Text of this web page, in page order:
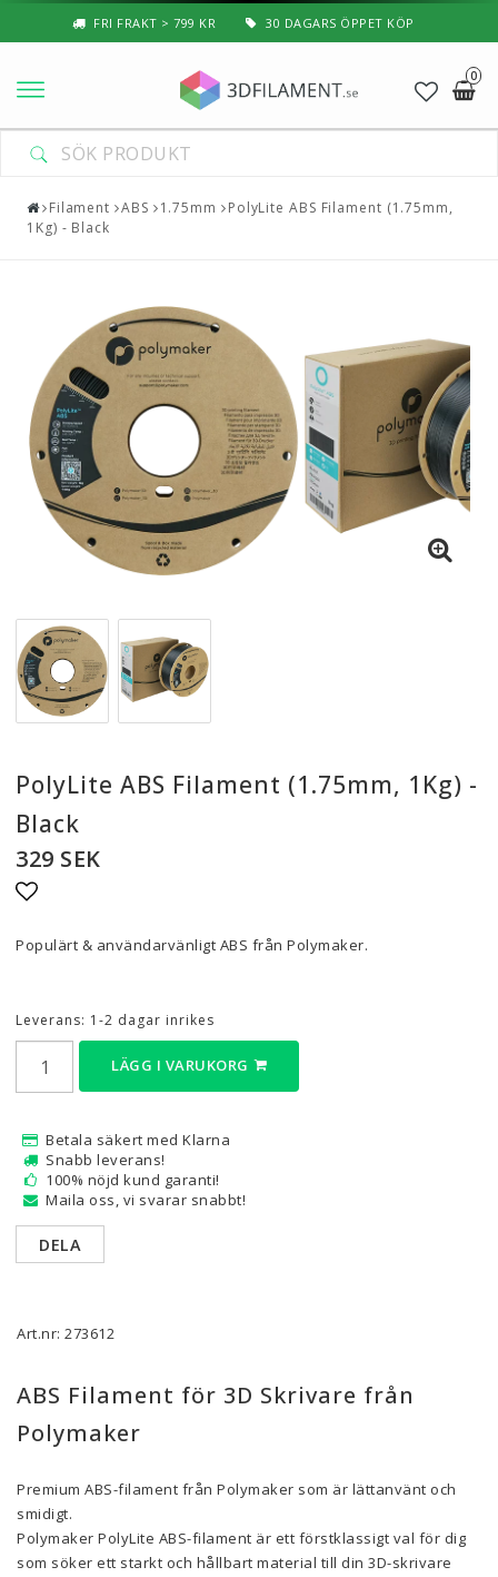
FRI FRAKT > 799 KR 30 DAGARS ÖPPET KÖP
0
Nyheter & Populärt
Filament
3D-Skrivare — Tillbehör
3D-Skrivare — Delar
Resin
3D-Pennor & Tillbehör
Filament ABS 1.75mm
PolyLite ABS Filament (1.75mm,
1Kg) - Black
PolyLite ABS Filament (1.75mm, 1Kg) -
Black
329 SEK
Populärt & användarvänligt ABS från Polymaker.
Leverans: 1-2 dagar inrikes
LÄGG I VARUKORG
Betala säkert med Klarna
Snabb leverans!
100% nöjd kund garanti!
Maila oss, vi svarar snabbt!
DELA
Art.nr: 273612
ABS Filament för 3D Skrivare från
Polymaker
Premium ABS-filament från Polymaker som är lättanvänt och
smidigt.
Polymaker PolyLite ABS-filament är ett förstklassigt val för dig
som söker ett starkt och hållbart material till din 3D-skrivare